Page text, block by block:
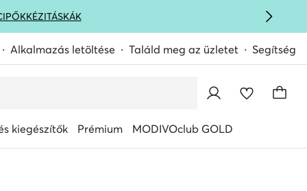
KÉZITÁSKÁK
Alkalmazás letöltése Találd meg az üzletet Segítség
kiegészítők Prémium MODIVOclub GOLD